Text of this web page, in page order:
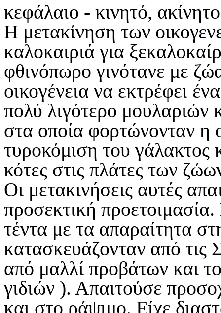
κεφάλαιο - κινητό,
Η μετακίνηση των
καλοκαιριά για
φθινόπωρο γινότανε με
οικογένεια να εκτρέφει
πολύ λιγότερο μουλαριών
στα οποία φορτώνονταν η
τυροκόμιση του γάλακτος
κότες στις πλάτες των
Οι μετακινήσεις αυτές
προσεκτική
τέντα με τα απαραίτητα
κατασκευάζονταν από τις
από μαλλί προβάτων και
γιδιών ). Απαιτούσε
και στο ράψιμο. Είχε